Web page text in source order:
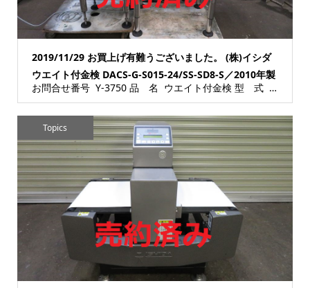
2019/11/29 お買上げ有難うございました。 (株)イシダ
ウエイト付金検 DACS-G-S015-24/SS-SD8-S／2010年製
お問合せ番号 Y-3750 品 名 ウエイト付金検 型 式 DACS-G-S015-24/SS...
Topics